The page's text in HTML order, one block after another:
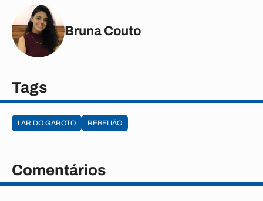
Bruna Couto
Tags
LAR DO GAROTO REBELIÃO
Comentários